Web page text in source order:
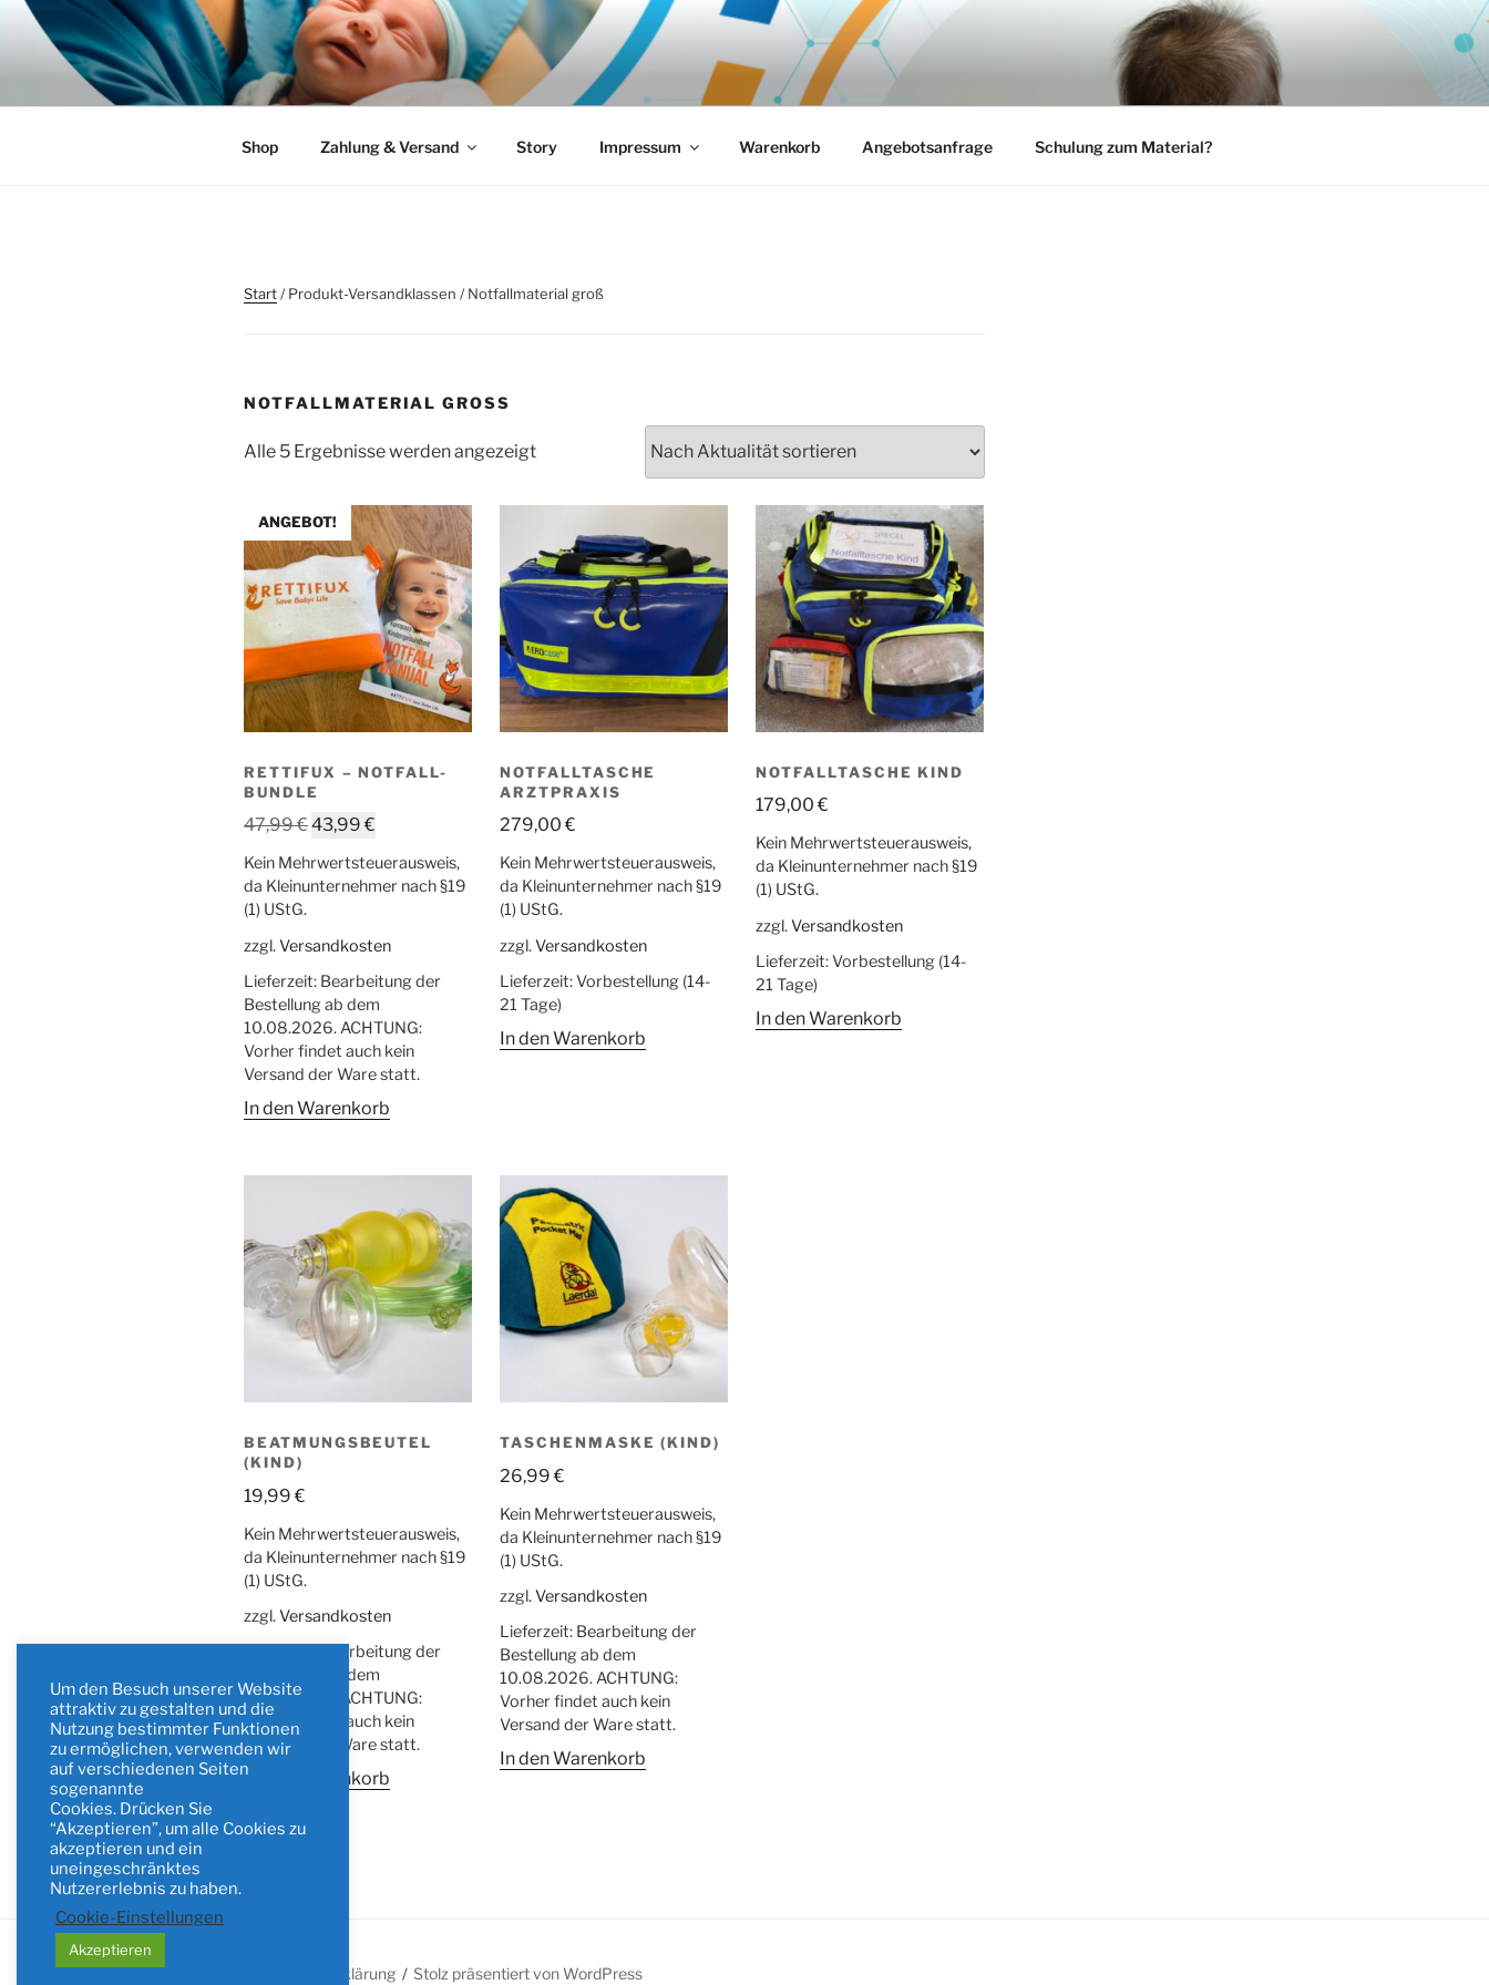
Zum
Inhalt
springen
SPIEGEL MEDICAL-SOLUTIONS
Individuelle Lösungen für die Notfallmedizin
Shop Zahlung & Versand Story Impressum Warenkorb Angebotsanfrage Schulung zum Material?
Start/ Produkt-Versandklassen / Notfallmaterial groß
NOTFALLMATERIAL GROSS
Alle 5 Ergebnisse werden angezeigtNach
sortiert
ANGEBOT!
RETTIFUX – NOTFALL-
BUNDLE
47,99€Ursprünglicher
war:
43,99€
Kein Mehrwertsteuerausweis,
da Kleinunternehmer nach §19
(1) UStG.
zzgl.Versandkosten
Lieferzeit: Bearbeitung der
Bestellung ab dem
10.08.2026. ACHTUNG:
Vorher findet auch kein
Versand der Ware statt.
In den Warenkorb
NOTFALLTASCHE
ARZTPRAXIS
279,00€
Kein Mehrwertsteuerausweis,
da Kleinunternehmer nach §19
(1) UStG.
zzgl.Versandkosten
Lieferzeit:Vorbestellung (14-
21 Tage)
In den Warenkorb
NOTFALLTASCHE KIND
179,00€
Kein Mehrwertsteuerausweis,
da Kleinunternehmer nach §19
(1) UStG.
zzgl.Versandkosten
Lieferzeit:Vorbestellung (14-
21 Tage)
In den Warenkorb
BEATMUNGSBEUTEL
(KIND)
19,99€
Kein Mehrwertsteuerausweis,
da Kleinunternehmer nach §19
(1) UStG.
zzgl.Versandkosten
Bearbeitung der
Bestellung ab dem
10.08.2026. ACHTUNG:
Vorher findet auch kein
Versand der Ware statt.
In den Warenkorb
TASCHENMASKE (KIND)
26,99€
Kein Mehrwertsteuerausweis,
da Kleinunternehmer nach §19
(1) UStG.
zzgl.Versandkosten
Lieferzeit: Bearbeitung der
Bestellung ab dem
10.08.2026. ACHTUNG:
Vorher findet auch kein
Versand der Ware statt.
In den Warenkorb
Datenschutzerklärung Stolz präsentiert von WordPress
Um den Besuch unserer Website
attraktiv zu gestalten und die
Nutzung bestimmter Funktionen
zu ermöglichen, verwenden wir
auf verschiedenen Seiten
sogenannte
Cookies. Drücken Sie
“Akzeptieren”, um alle Cookies zu
akzeptieren und ein
uneingeschränktes
Nutzererlebnis zu haben.
Cookie-Einstellungen
Akzeptieren